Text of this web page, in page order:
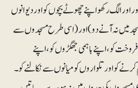
اور الگ رکھو اپنے چھوٹے بچوں کو اور دیوانوں
میں نہ آنے دو) اور (اسی طرح مسجدوں سے
کو، اپنے باہمی جھگڑوں کو، اپنے
کو اور تلواروں کو میانوں سے نکالنے کو۔